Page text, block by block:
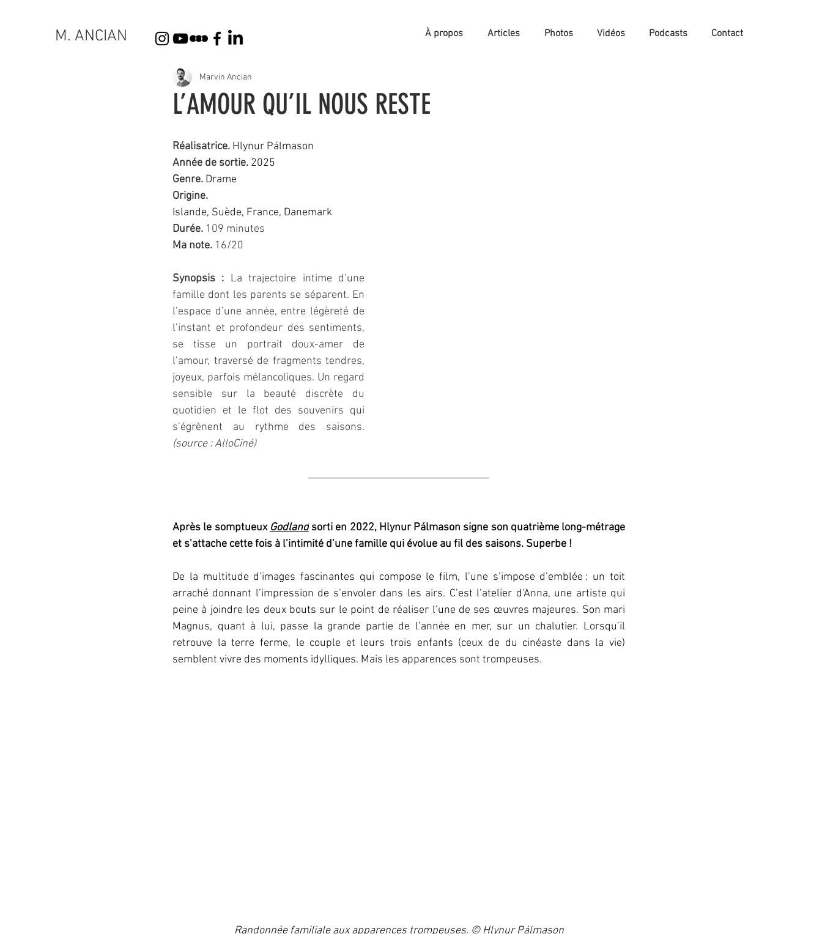
M. ANCIAN À propos Articles Photos Vidéos Podcasts Contact
L’AMOUR QU’IL NOUS RESTE
Marvin Ancian
Réalisatrice. Hlynur Pálmason
Année de sortie. 2025
Genre. Drame
Origine.
Islande, Suède, France, Danemark
Durée. 109 minutes
Ma note. 16/20
Synopsis : La trajectoire intime d’une
famille dont les parents se séparent. En
l’espace d’une année, entre légèreté de
l’instant et profondeur des sentiments,
se tisse un portrait doux-amer de
l’amour, traversé de fragments tendres,
joyeux, parfois mélancoliques. Un regard
sensible sur la beauté discrète du
quotidien et le flot des souvenirs qui
s’égrènent au rythme des saisons.
(source : AlloCiné)
Après le somptueux Godland sorti en 2022, Hlynur Pálmason signe son quatrième long-métrage
et s’attache cette fois à l’intimité d’une famille qui évolue au fil des saisons. Superbe !
De la multitude d’images fascinantes qui compose le film, l’une s’impose d’emblée : un toit
arraché donnant l’impression de s’envoler dans les airs. C’est l’atelier d’Anna, une artiste qui
peine à joindre les deux bouts sur le point de réaliser l’une de ses œuvres majeures. Son mari
Magnus, quant à lui, passe la grande partie de l’année en mer, sur un chalutier. Lorsqu’il
retrouve la terre ferme, le couple et leurs trois enfants (ceux de du cinéaste dans la vie)
semblent vivre des moments idylliques. Mais les apparences sont trompeuses.
Randonnée familiale aux apparences trompeuses. © Hlynur Pálmason